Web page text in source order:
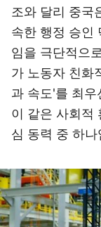
조와 달리 중국
속한 행정 승
임을 극단적으
가 노동자 친화
과 속도'를 최우
이 같은 사회적
심 동력 중 하